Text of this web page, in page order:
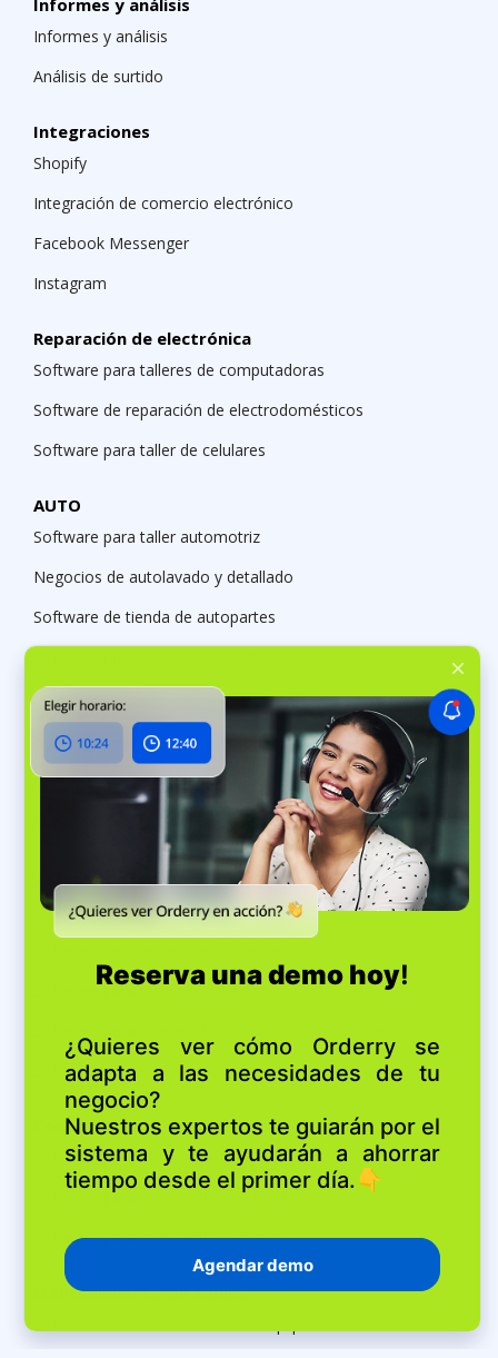
Informes y análisis
Análisis de surtido
Integraciones
Shopify
Integración de comercio electrónico
Facebook Messenger
Instagram
Reparación de electrónica
Software para talleres de computadoras
Software de reparación de electrodomésticos
Software para taller de celulares
AUTO
Software para taller automotriz
Negocios de autolavado y detallado
Software de tienda de autopartes
Servicios
Software para negocios de limpieza
Software para casas funerarias
Software de gestión de sastrerías
Talleres de reparación
Software de taller de reparación
Software para taller de bicicletas
Software de gestión de joyerías
Contratistas
Software para servicios en campo
Software para contratistas de HVAC
Software para contratistas eléctricos
Mantenimiento de equipo